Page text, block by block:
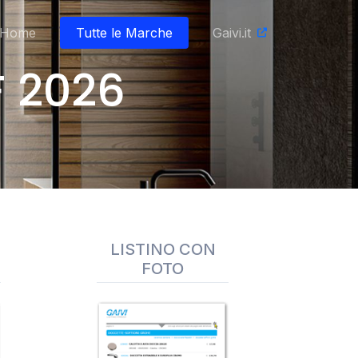
Home Tutte le Marche Gaivi.it
2026
LISTINO CON
FOTO